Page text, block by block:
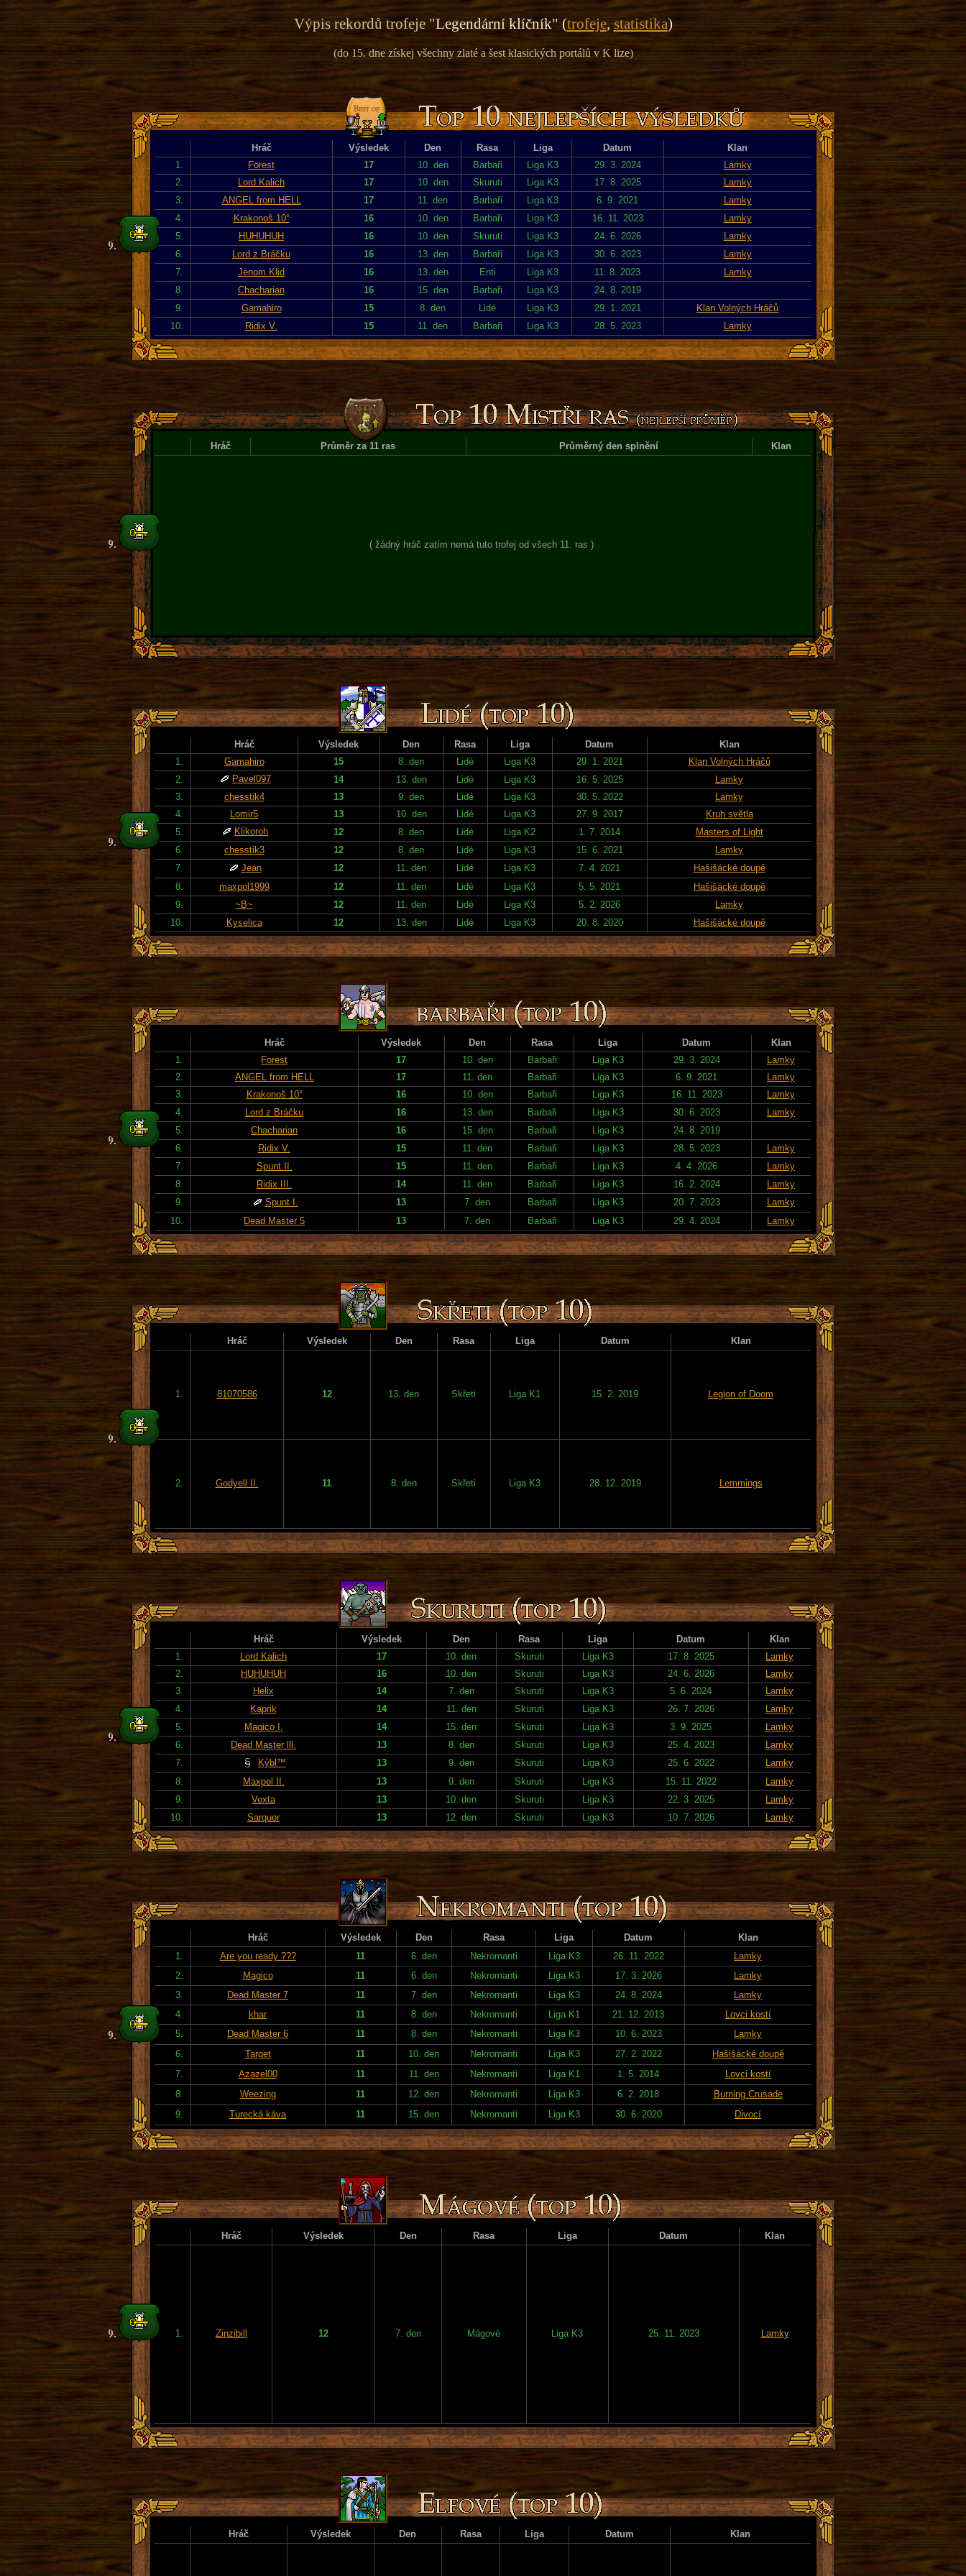
Výpis rekordů trofeje "Legendární klíčník" (trofeje,statistika)
(do 15. dne získej všechny zlaté a šest klasických portálů v K lize)
Hráč Výsledek Den Rasa Liga Datum
Klan
1.
Forest 17 10. den Barbaři Liga K3 29. 3. 2024
Lamky
2.
Lord Kalich 17 10. den Skuruti Liga K3 17. 8. 2025
Lamky
3.
ANGEL from HELL 17 11. den Barbaři Liga K3 6. 9. 2021
Lamky
4.
Krakonoš 10° 16 10. den Barbaři Liga K3 16. 11. 2023
Lamky
5.
HUHUHUH 16 10. den Skuruti Liga K3 24. 6. 2026
Lamky
6.
Lord z Bráčku 16 13. den Barbaři Liga K3 30. 6. 2023
Lamky
7.
Jenom Klid 16 13. den Enti Liga K3 11. 8. 2023
Lamky
8.
Chacharian 16 15. den Barbaři Liga K3
24. 8. 2019
9.
Gamahiro 15 8. den Lidé Liga K3 29. 1. 2021
Klan Volných Hráčů
10.
Ridix V. 15 11. den Barbaři Liga K3 28. 5. 2023 Lamky
Hráč Průměr za 11 ras Průměrný den splnění Klan
( žádný hráč zatím nemá tuto trofej od všech 11. ras )
Hráč Výsledek Den Rasa Liga Datum
Klan
1.
Gamahiro 15 8. den Lidé Liga K3 29. 1. 2021
Klan Volných Hráčů
2.
Pavel097 14 13. den Lidé Liga K3 16. 5. 2025
Lamky
3.
chesstik4 13 9. den Lidé Liga K3 30. 5. 2022
Lamky
4.
Lomir5 13 10. den Lidé Liga K3 27. 9. 2017
Kruh světla
5.
Klikoroh 12 8. den Lidé Liga K2 1. 7. 2014
Masters of Light
6.
chesstik3 12 8. den Lidé Liga K3 15. 6. 2021
Lamky
7.
Jean 12 11. den Lidé Liga K3 7. 4. 2021
Hašišácké doupě
8.
maxpol1999 12 11. den Lidé Liga K3 5. 5. 2021
Hašišácké doupě
9.
~B~ 12 11. den Lidé Liga K3 5. 2. 2026
Lamky
10.
Kyselica 12 13. den Lidé Liga K3 20. 8. 2020 Hašišácké doupě
Hráč Výsledek Den Rasa Liga Datum
Klan
1.
Forest 17 10. den Barbaři Liga K3 29. 3. 2024
Lamky
2.
ANGEL from HELL 17 11. den Barbaři Liga K3 6. 9. 2021
Lamky
3.
Krakonoš 10° 16 10. den Barbaři Liga K3 16. 11. 2023
Lamky
4.
Lord z Bráčku 16 13. den Barbaři Liga K3 30. 6. 2023
Lamky
5.
Chacharian 16 15. den Barbaři Liga K3
24. 8. 2019
6.
Ridix V. 15 11. den Barbaři Liga K3 28. 5. 2023
Lamky
7.
Spunt II. 15 11. den Barbaři Liga K3 4. 4. 2026
Lamky
8.
Ridix III. 14 11. den Barbaři Liga K3 16. 2. 2024
Lamky
9.
Spunt I. 13 7. den Barbaři Liga K3 20. 7. 2023
Lamky
10.
Dead Master 5 13 7. den Barbaři Liga K3 29. 4. 2024 Lamky
Hráč Výsledek Den Rasa Liga Datum Klan
1. 81070586 12 13. den Skřeti Liga K1 15. 2. 2019 Legion of Doom
2. Godyell II. 11 8. den Skřeti Liga K3 28. 12. 2019 Lemmings
Hráč Výsledek Den Rasa Liga Datum
Klan
1.
Lord Kalich 17 10. den Skuruti Liga K3 17. 8. 2025
Lamky
2.
HUHUHUH 16 10. den Skuruti Liga K3 24. 6. 2026
Lamky
3.
Helix 14 7. den Skuruti Liga K3 5. 6. 2024
Lamky
4.
Kaprik 14 11. den Skuruti Liga K3 26. 7. 2026
Lamky
5.
Magico I. 14 15. den Skuruti Liga K3 3. 9. 2025
Lamky
6.
Dead Master lll. 13 8. den Skuruti Liga K3 25. 4. 2023
Lamky
7.
Kýbl™ 13 9. den Skuruti Liga K3 25. 6. 2022
Lamky
8.
Maxpol II. 13 9. den Skuruti Liga K3 15. 11. 2022
Lamky
9.
Vexta 13 10. den Skuruti Liga K3 22. 3. 2025
Lamky
10.
Sarquer 13 12. den Skuruti Liga K3 10. 7. 2026 Lamky
Hráč Výsledek Den Rasa Liga Datum
Klan
1.
Are you ready ??? 11 6. den Nekromanti Liga K3 26. 11. 2022
Lamky
2.
Magico 11 6. den Nekromanti Liga K3 17. 3. 2026
Lamky
3.
Dead Master 7 11 7. den Nekromanti Liga K3 24. 8. 2024
Lamky
4.
khar 11 8. den Nekromanti Liga K1 21. 12. 2013
Lovci kostí
5.
Dead Master 6 11 8. den Nekromanti Liga K3 10. 6. 2023
Lamky
6.
Target 11 10. den Nekromanti Liga K3 27. 2. 2022
Hašišácké doupě
7.
Azazel00 11 11. den Nekromanti Liga K1 1. 5. 2014
Lovci kostí
8.
Weezing 11 12. den Nekromanti Liga K3 6. 2. 2018
Burning Crusade
9.
Turecká káva 11 15. den Nekromanti Liga K3 30. 6. 2020 Divocí
Hráč Výsledek Den Rasa Liga Datum Klan
1. Zinzibill 12 7. den Mágové Liga K3 25. 11. 2023 Lamky
Hráč Výsledek Den Rasa Liga Datum Klan